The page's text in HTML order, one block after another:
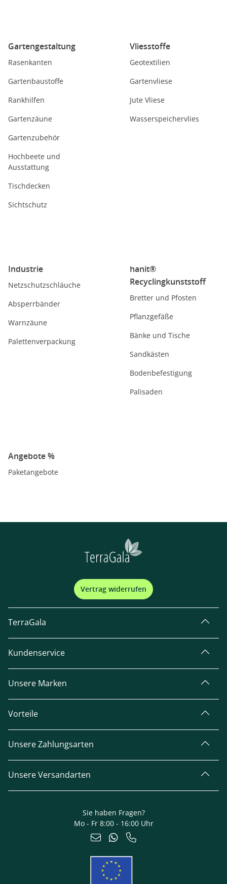
Gartengestaltung
Rasenkanten
Gartenbaustoffe
Rankhilfen
Gartenzäune
Gartenzubehör
Hochbeete und
Ausstattung
Tischdecken
Sichtschutz
Vliesstoffe
Geotextilien
Gartenvliese
Jute Vliese
Wasserspeichervlies
Industrie
Netzschutzschläuche
Absperrbänder
Warnzäune
Palettenverpackung
hanit®
Recyclingkunststoff
Bretter und Pfosten
Pflanzgefäße
Bänke und Tische
Sandkästen
Bodenbefestigung
Palisaden
Angebote %
Paketangebote
Vertrag widerrufen
TerraGala
Kundenservice
Unsere Marken
Vorteile
Unsere Zahlungsarten
Unsere Versandarten
Sie haben Fragen?
Mo - Fr 8:00 - 16:00 Uhr